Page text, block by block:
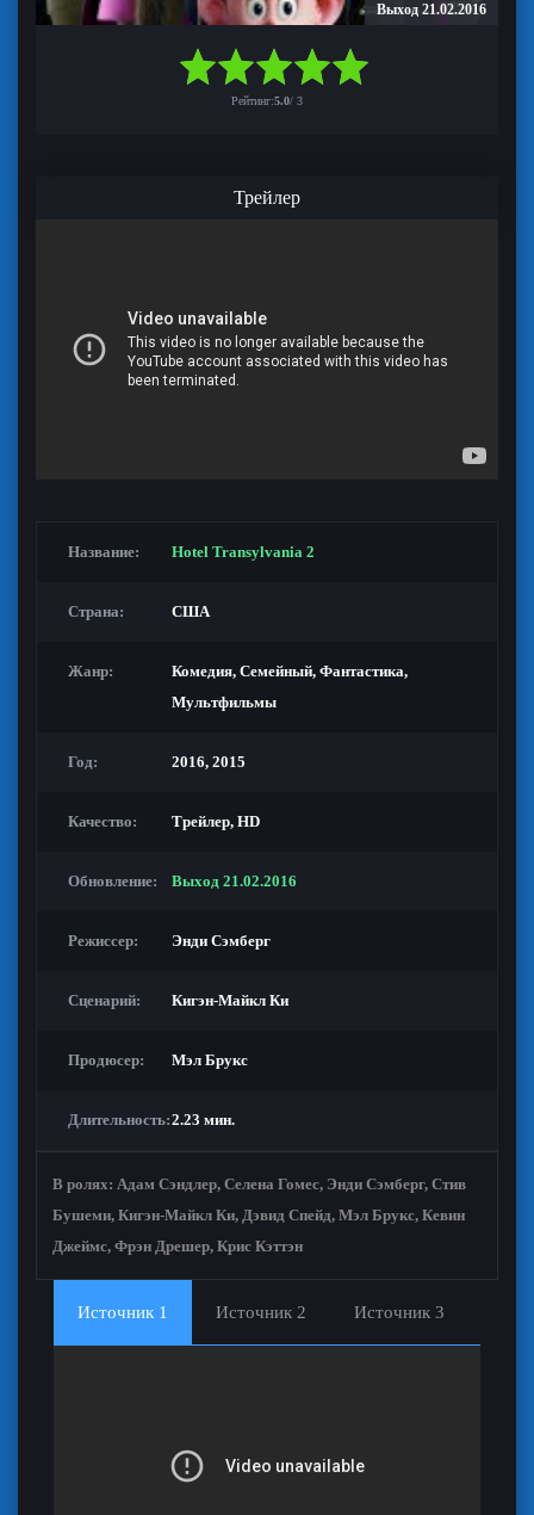
Выход 21.02.2016
Рейтинг:5.0/ 3
Трейлер
Название: Hotel Transylvania 2
Страна: США
Жанр: Комедия, Семейный, Фантастика,
Мультфильмы
Год: 2016, 2015
Качество: Трейлер, HD
Обновление: Выход 21.02.2016
Режиссер: Энди Сэмберг
Сценарий: Кигэн-Майкл Ки
Продюсер: Мэл Брукс
Длительность:2.23 мин.
В ролях: Адам Сэндлер, Селена Гомес, Энди Сэмберг, Стив
Бушеми, Кигэн-Майкл Ки, Дэвид Спейд, Мэл Брукс, Кевин
Джеймс, Фрэн Дрешер, Крис Кэттэн
Источник 1 Источник 2 Источник 3